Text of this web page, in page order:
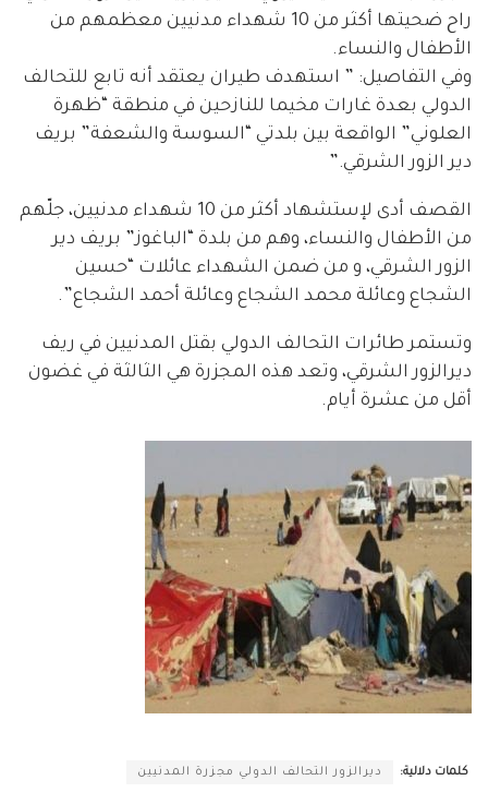
راح ضحيتها أكثر من 10 شهداء مدنيين معظمهم من
الأطفال والنساء.
وفي التفاصيل: ” استهدف طيران يعتقد أنه تابع للتحالف
الدولي بعدة غارات مخيما للنازحين في منطقة “ظهرة
العلوني” الواقعة بين بلدتي “السوسة والشعفة” بريف
دير الزور الشرقي.”
القصف أدى لإستشهاد أكثر من 10 شهداء مدنيين، جلّهم
من الأطفال والنساء، وهم من بلدة “الباغوز” بريف دير
الزور الشرقي، و من ضمن الشهداء عائلات “حسين
الشجاع وعائلة محمد الشجاع وعائلة أحمد الشجاع”.
وتستمر طائرات التحالف الدولي بقتل المدنيين في ريف
ديرالزور الشرقي، وتعد هذه المجزرة هي الثالثة في غضون
أقل من عشرة أيام.
كلمات دلالية: ديرالزور التحالف الدولي مجزرة المدنيين